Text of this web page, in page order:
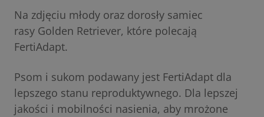
Na zdjęciu młody oraz dorosły samiec
rasy Golden Retriever, które polecają
FertiAdapt.
Psom i sukom podawany jest FertiAdapt dla
lepszego stanu reproduktywnego. Dla lepszej
jakości i mobilności nasienia, aby mrożone